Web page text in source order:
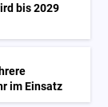
bis 2029
im Einsatz